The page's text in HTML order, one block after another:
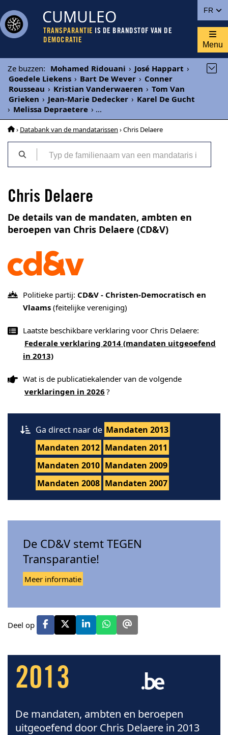
FR
CUMULEO
TRANSPARANTIE IS DE BRANDSTOF VAN DE
DEMOCRATIE
Menu
Ze buzzen: Mohamed Ridouani › José Happart ›
Goedele Liekens › Bart De Wever › Conner
Rousseau › Kristian Vanderwaeren › Tom Van
Grieken › Jean-Marie Dedecker › Karel De Gucht
› Melissa Depraetere › ...
› Databank van de mandatarissen › Chris Delaere
Chris Delaere
De details van de mandaten, ambten en
beroepen van Chris Delaere (CD&V)
Politieke partij: CD&V - Christen-Democratisch en
Vlaams (feitelijke vereniging)
Laatste beschikbare verklaring voor Chris Delaere:
Federale verklaring 2014 (mandaten uitgeoefend
in 2013)
Wat is de publicatiekalender van de volgende
verklaringen in 2026 ?
Ga direct naar de Mandaten 2013
Mandaten 2012 Mandaten 2011
Mandaten 2010 Mandaten 2009
Mandaten 2008 Mandaten 2007
De CD&V stemt TEGEN
Transparantie!
Meer informatie
Deel op
2013
De mandaten, ambten en beroepen
uitgeoefend door Chris Delaere in 2013